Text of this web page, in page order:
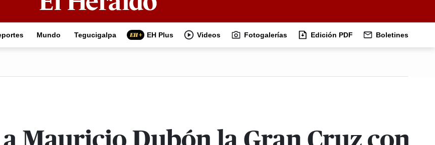
Mundo Tegucigalpa EH Plus Videos Fotogalerías Edición PDF Boletines